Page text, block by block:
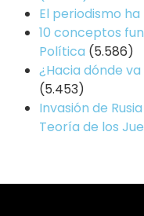
El periodismo
10 conceptos
Política (5.586)
¿Hacia dónde
(5.453)
Invasión de
Teoría de los